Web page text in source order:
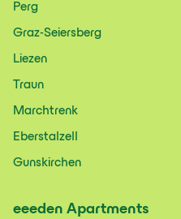
Perg
Graz-Seiersberg
Liezen
Traun
Marchtrenk
Eberstalzell
Gunskirchen
eeeden Apartments